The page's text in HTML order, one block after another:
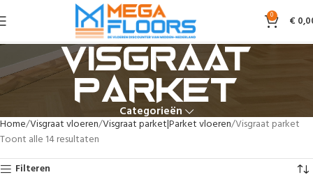
0 €
Visgraat
parket
Categorieën
Home Visgraat vloeren Visgraat parket|Parket vloeren Visgraat parket
Toont alle 14 resultaten
Filteren